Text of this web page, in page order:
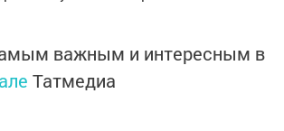
важным и интересным в
Татмедиа